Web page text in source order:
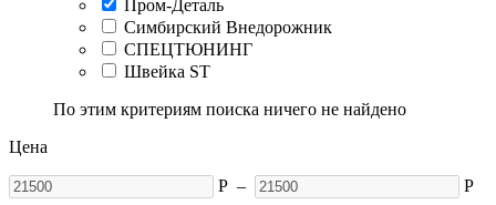
Пром-Деталь
Симбирский Внедорожник
СПЕЦТЮНИНГ
Швейка ST
По этим критериям поиска ничего не найдено
Цена
Р – Р